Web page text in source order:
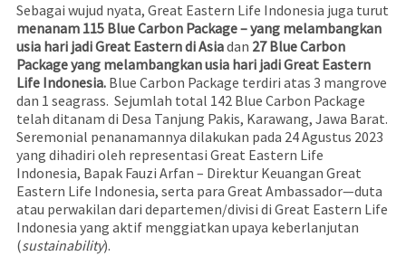
Sebagai wujud nyata, Great Eastern Life Indonesia juga turut
menanam 115 Blue Carbon Package – yang melambangkan
usia hari jadi Great Eastern di Asiadan 27 Blue Carbon
Package yang melambangkan usia hari jadi Great Eastern
Life Indonesia. Blue Carbon Package terdiri atas 3 mangrove
dan 1 seagrass. Sejumlah total 142 Blue Carbon Package
telah ditanam di Desa Tanjung Pakis, Karawang, Jawa Barat.
Seremonial penanamannya dilakukan pada 24 Agustus 2023
yang dihadiri oleh representasi Great Eastern Life
Indonesia, Bapak Fauzi Arfan – Direktur Keuangan Great
Eastern Life Indonesia, serta para Great Ambassador—duta
atau perwakilan dari departemen/divisi di Great Eastern Life
Indonesia yang aktif menggiatkan upaya keberlanjutan
(sustainability).